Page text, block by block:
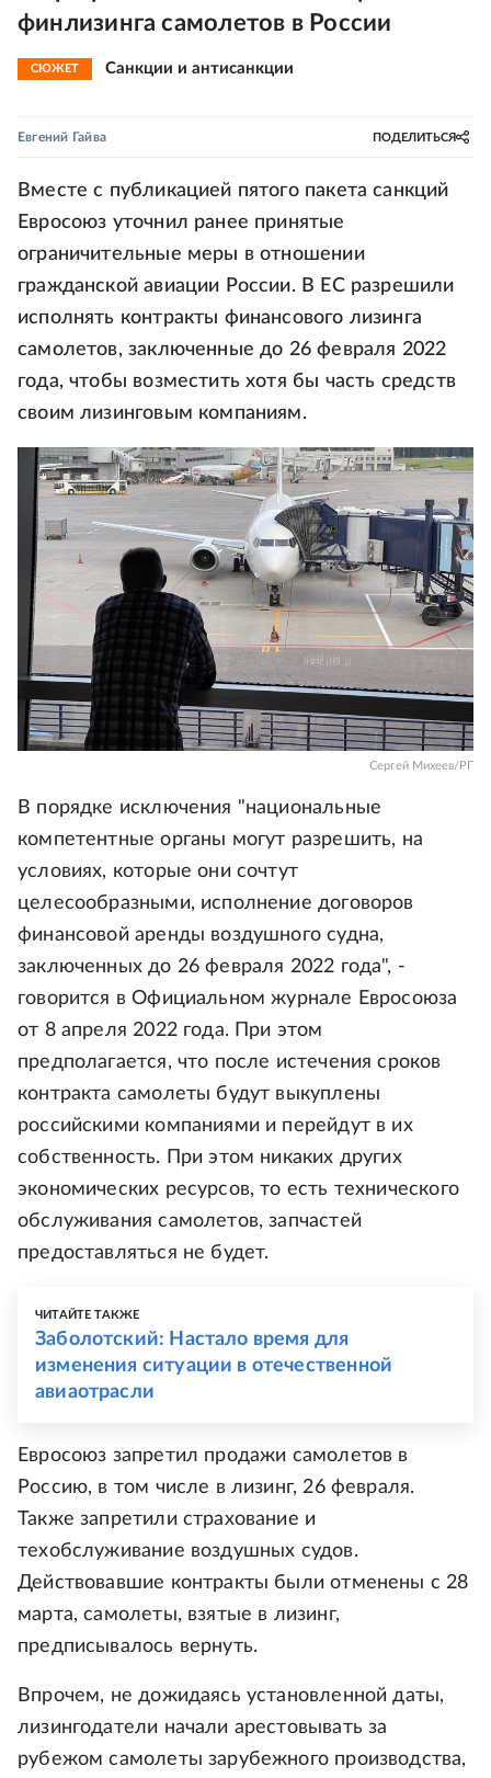
финлизинга самолетов в России
СЮЖЕТ Санкции и антисанкции
Евгений Гайва ПОДЕЛИТЬСЯ
Вместе с публикацией пятого пакета санкций
Евросоюз уточнил ранее принятые
ограничительные меры в отношении
гражданской авиации России. В ЕС разрешили
исполнять контракты финансового лизинга
самолетов, заключенные до 26 февраля 2022
года, чтобы возместить хотя бы часть средств
своим лизинговым компаниям.
Сергей Михеев/РГ
В порядке исключения "национальные
компетентные органы могут разрешить, на
условиях, которые они сочтут
целесообразными, исполнение договоров
финансовой аренды воздушного судна,
заключенных до 26 февраля 2022 года", -
говорится в Официальном журнале Евросоюза
от 8 апреля 2022 года. При этом
предполагается, что после истечения сроков
контракта самолеты будут выкуплены
российскими компаниями и перейдут в их
собственность. При этом никаких других
экономических ресурсов, то есть технического
обслуживания самолетов, запчастей
предоставляться не будет.
ЧИТАЙТЕ ТАКЖЕ
Заболотский: Настало время для
изменения ситуации в отечественной
авиаотрасли
Евросоюз запретил продажи самолетов в
Россию, в том числе в лизинг, 26 февраля.
Также запретили страхование и
техобслуживание воздушных судов.
Действовавшие контракты были отменены с 28
марта, самолеты, взятые в лизинг,
предписывалось вернуть.
Впрочем, не дожидаясь установленной даты,
лизингодатели начали арестовывать за
рубежом самолеты зарубежного производства,